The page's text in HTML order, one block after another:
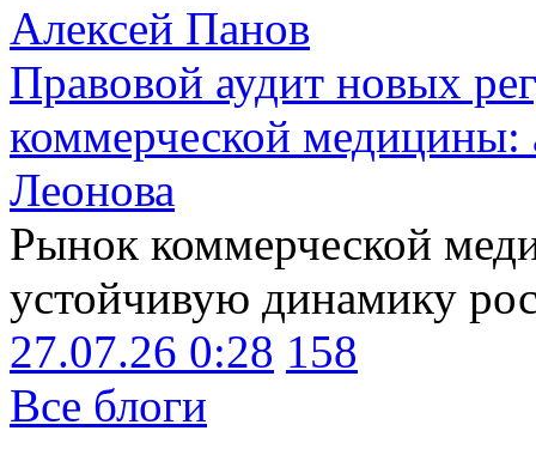
Алексей Панов
Правовой аудит новых
коммерческой медицины:
Леонова
Рынок коммерческой
устойчивую динамику
27.07.26 0:28 158
Все блоги